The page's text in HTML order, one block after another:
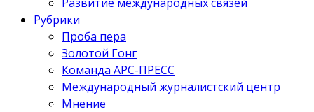
Рубрики
Проба пера
Золотой Гонг
Команда АРС-ПРЕСС
Международный журналистский центр
Мнение